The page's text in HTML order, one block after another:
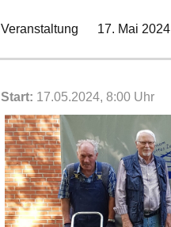
Veranstaltung 17. Mai 2024
Start: 17.05.2024, 8:00 Uhr